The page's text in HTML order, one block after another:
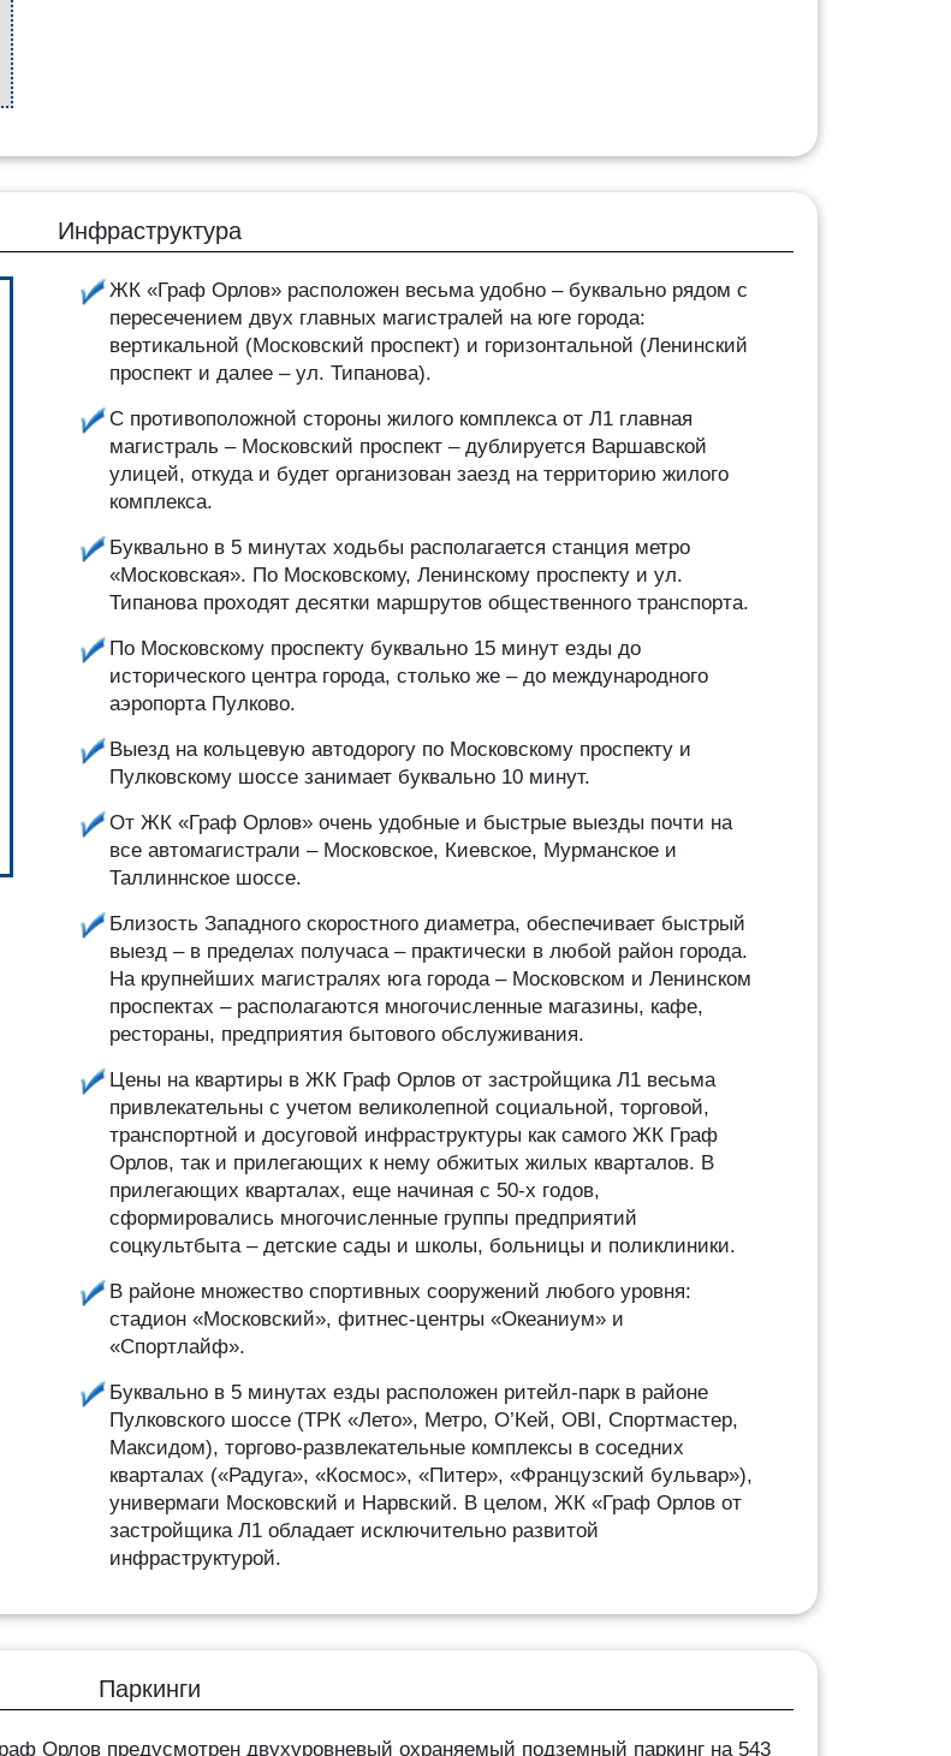
Инфраструктура
ЖК «Граф Орлов» расположен весьма удобно – буквально рядом с
пересечением двух главных магистралей на юге города:
вертикальной (Московский проспект) и горизонтальной (Ленинский
проспект и далее – ул. Типанова).
С противоположной стороны жилого комплекса от Л1 главная
магистраль – Московский проспект – дублируется Варшавской
улицей, откуда и будет организован заезд на территорию жилого
комплекса.
Буквально в 5 минутах ходьбы располагается станция метро
«Московская». По Московскому, Ленинскому проспекту и ул.
Типанова проходят десятки маршрутов общественного транспорта.
По Московскому проспекту буквально 15 минут езды до
исторического центра города, столько же – до международного
аэропорта Пулково.
Выезд на кольцевую автодорогу по Московскому проспекту и
Пулковскому шоссе занимает буквально 10 минут.
От ЖК «Граф Орлов» очень удобные и быстрые выезды почти на
все автомагистрали – Московское, Киевское, Мурманское и
Таллиннское шоссе.
Близость Западного скоростного диаметра, обеспечивает быстрый
выезд – в пределах получаса – практически в любой район города.
На крупнейших магистралях юга города – Московском и Ленинском
проспектах – располагаются многочисленные магазины, кафе,
рестораны, предприятия бытового обслуживания.
Цены на квартиры в ЖК Граф Орлов от застройщика Л1 весьма
привлекательны с учетом великолепной социальной, торговой,
транспортной и досуговой инфраструктуры как самого ЖК Граф
Орлов, так и прилегающих к нему обжитых жилых кварталов. В
прилегающих кварталах, еще начиная с 50-х годов,
сформировались многочисленные группы предприятий
соцкультбыта – детские сады и школы, больницы и поликлиники.
В районе множество спортивных сооружений любого уровня:
стадион «Московский», фитнес-центры «Океаниум» и
«Спортлайф».
Буквально в 5 минутах езды расположен ритейл-парк в районе
Пулковского шоссе (ТРК «Лето», Метро, О’Кей, OBI, Спортмастер,
Максидом), торгово-развлекательные комплексы в соседних
кварталах («Радуга», «Космос», «Питер», «Французский бульвар»),
универмаги Московский и Нарвский. В целом, ЖК «Граф Орлов от
застройщика Л1 обладает исключительно развитой
инфраструктурой.
Паркинги
Орлов предусмотрен двухуровневый охраняемый подземный паркинг на 543